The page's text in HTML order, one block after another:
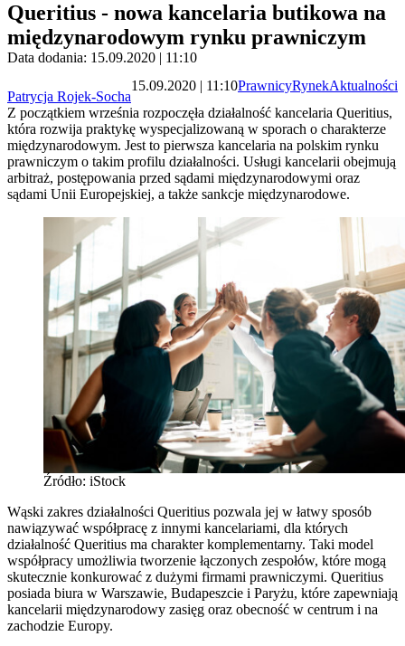
Queritius - nowa kancelaria butikowa na
międzynarodowym rynku prawniczym
Data dodania: 15.09.2020 | 11:10
Patrycja Rojek-Socha
15.09.2020 | 11:10PrawnicyRynekAktualności
Z początkiem września rozpoczęła działalność kancelaria Queritius,
która rozwija praktykę wyspecjalizowaną w sporach o charakterze
międzynarodowym. Jest to pierwsza kancelaria na polskim rynku
prawniczym o takim profilu działalności. Usługi kancelarii obejmują
arbitraż, postępowania przed sądami międzynarodowymi oraz
sądami Unii Europejskiej, a także sankcje międzynarodowe.
Źródło: iStock
Wąski zakres działalności Queritius pozwala jej w łatwy sposób
nawiązywać współpracę z innymi kancelariami, dla których
działalność Queritius ma charakter komplementarny. Taki model
współpracy umożliwia tworzenie łączonych zespołów, które mogą
skutecznie konkurować z dużymi firmami prawniczymi. Queritius
posiada biura w Warszawie, Budapeszcie i Paryżu, które zapewniają
kancelarii międzynarodowy zasięg oraz obecność w centrum i na
zachodzie Europy.